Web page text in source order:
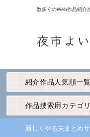
数多くのWeb作品紹介
夜市よ
紹介作品人気順一覧
作品捜索用カテゴリ
新しくやる夫まとめ